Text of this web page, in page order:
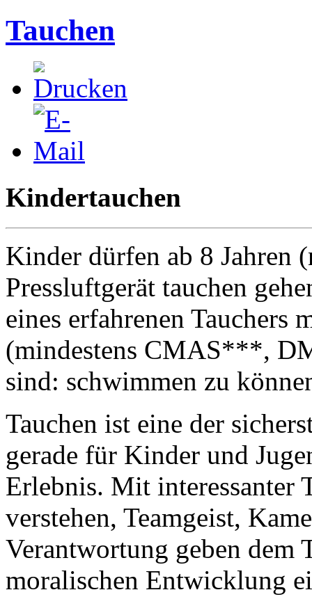
Tauchen
Kindertauchen
Kinder dürfen ab 8 Jahren
Pressluftgerät tauchen
eines erfahrenen Tauchers
(mindestens CMAS***,
sind: schwimmen zu
Tauchen ist eine der
gerade für Kinder und
Erlebnis. Mit interessanter
verstehen, Teamgeist,
Verantwortung geben dem
moralischen Entwicklung